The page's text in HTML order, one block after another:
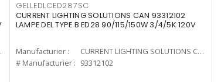
CAN
GELLEDLCED287SC
CURRENT LIGHTING SOLUTIONS CAN 93312102
LAMPE DEL TYPE B ED28 90/115/150W 3/4/5K 120V
Manufacturier :
CURRENT LIGHTING SOLUTIONS CAN
# Manufacturier : 93312102